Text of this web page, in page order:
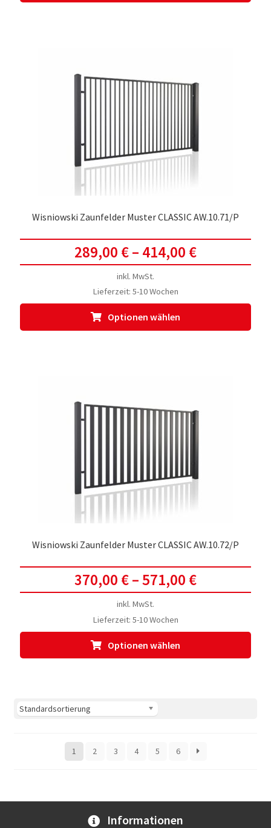
Wisniowski Zaunfelder Muster CLASSIC AW.10.71/P
289,00 €– 414,00 €
inkl. MwSt.
Lieferzeit: 5-10 Wochen
Optionen wählen
Wisniowski Zaunfelder Muster CLASSIC AW.10.72/P
370,00 €–571,00 €
inkl. MwSt.
Lieferzeit: 5-10 Wochen
Optionen wählen
1 2 3 4 5 6
Informationen